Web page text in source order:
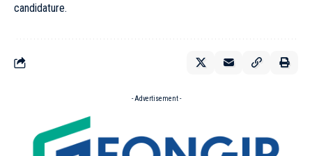
candidature.
- Advertisement -